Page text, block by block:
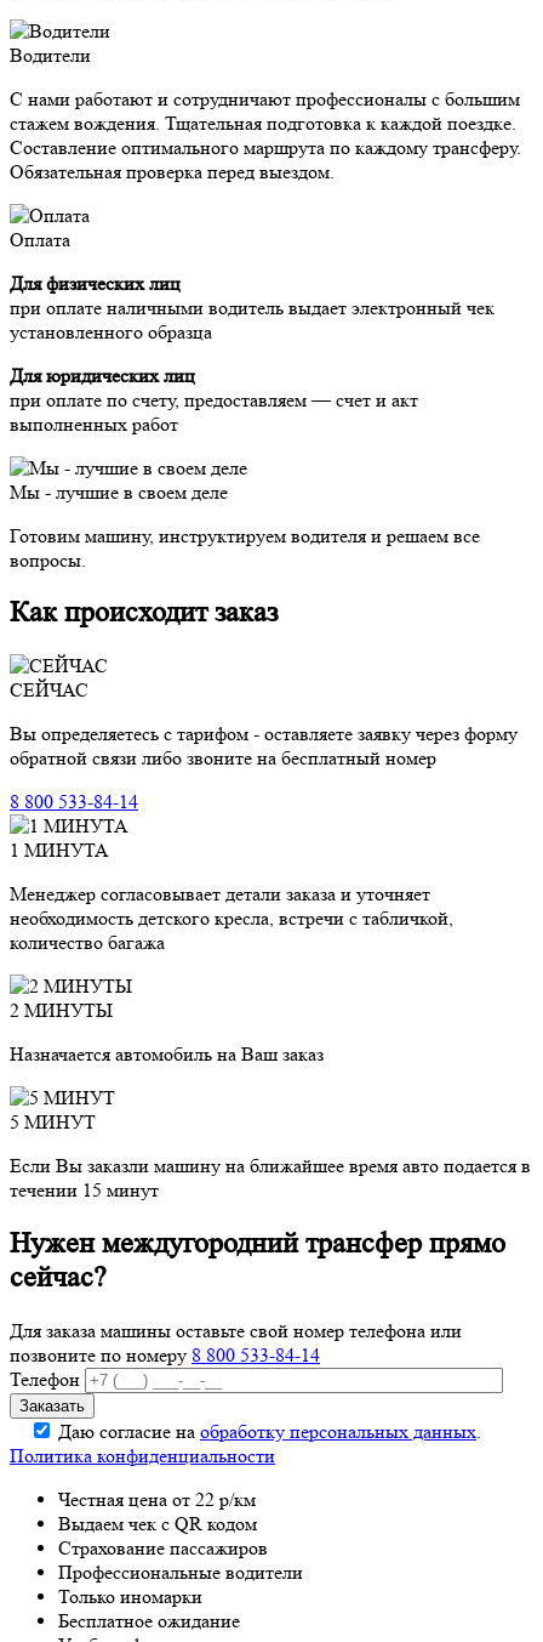
Водители
С нами работают и сотрудничают профессионалы с большим
стажем вождения. Тщательная подготовка к каждой поездке.
Составление оптимального маршрута по каждому трансферу.
Обязательная проверка перед выездом.
Оплата
Для физических лиц
при оплате наличными водитель выдает электронный чек
установленного образца
Для юридических лиц
при оплате по счету, предоставляем — счет и акт
выполненных работ
Мы - лучшие в своем деле
Готовим машину, инструктируем водителя и решаем все
вопросы.
Как происходит заказ
СЕЙЧАС
Вы определяетесь с тарифом - оставляете заявку через форму
обратной связи либо звоните на бесплатный номер
8 800 533-84-14
1 МИНУТА
Менеджер согласовывает детали заказа и уточняет
необходимость детского кресла, встречи с табличкой,
количество багажа
2 МИНУТЫ
Назначается автомобиль на Ваш заказ
5 МИНУТ
Если Вы заказли машину на ближайшее время авто подается в
течении 15 минут
Нужен междугородний трансфер прямо
сейчас?
Для заказа машины оставьте свой номер телефона или
позвоните по номеру 8 800 533-84-14
Телефон
Даю согласие на обработку персональных данных.
Политика конфиденциальности
Честная цена от 22 р/км
Выдаем чек с QR кодом
Страхование пассажиров
Профессиональные водители
Только иномарки
Бесплатное ожидание